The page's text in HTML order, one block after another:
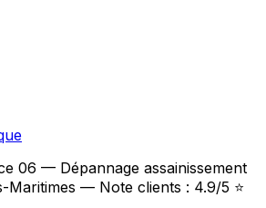
06 — Dépannage assainissement
Maritimes — Note clients : 4.9/5 ⭐